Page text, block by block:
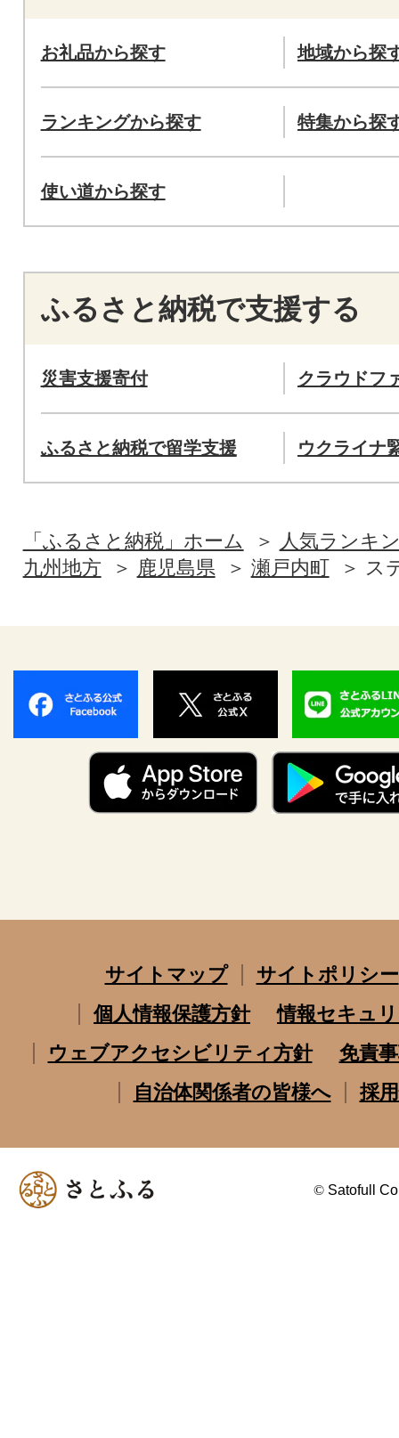
お礼品から探す 地域から探
ランキングから探す 特集から探
使い道から探す
ふるさと納税で支援する
災害支援寄付 クラウドフ
ふるさと納税で留学支援 ウクライナ
「ふるさと納税」ホーム
人気ランキ
九州地方
鹿児島県 瀬戸内町 ス
サイトマップ
サイトポリシー
個人情報保護方針
情報セキュ
ウェブアクセシビリティ方針
免責
自治体関係者の皆様へ
採
© Satofull